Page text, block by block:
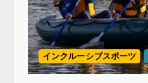
インクルーシブスポーツ